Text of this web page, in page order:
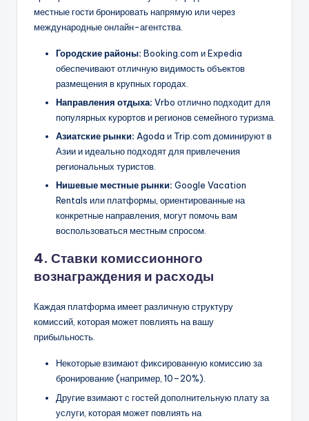
местные гости бронировать напрямую или через
международные онлайн-агентства.
Городские районы: Booking.com и Expedia
обеспечивают отличную видимость объектов
размещения в крупных городах.
Направления отдыха: Vrbo отлично подходит для
популярных курортов и регионов семейного туризма.
Азиатские рынки: Agoda и Trip.com доминируют в
Азии и идеально подходят для привлечения
региональных туристов.
Нишевые местные рынки: Google Vacation
Rentals или платформы, ориентированные на
конкретные направления, могут помочь вам
воспользоваться местным спросом.
4. Ставки комиссионного
вознаграждения и расходы
Каждая платформа имеет различную структуру
комиссий, которая может повлиять на вашу
прибыльность.
Некоторые взимают фиксированную комиссию за
бронирование (например, 10–20%).
Другие взимают с гостей дополнительную плату за
услуги, которая может повлиять на